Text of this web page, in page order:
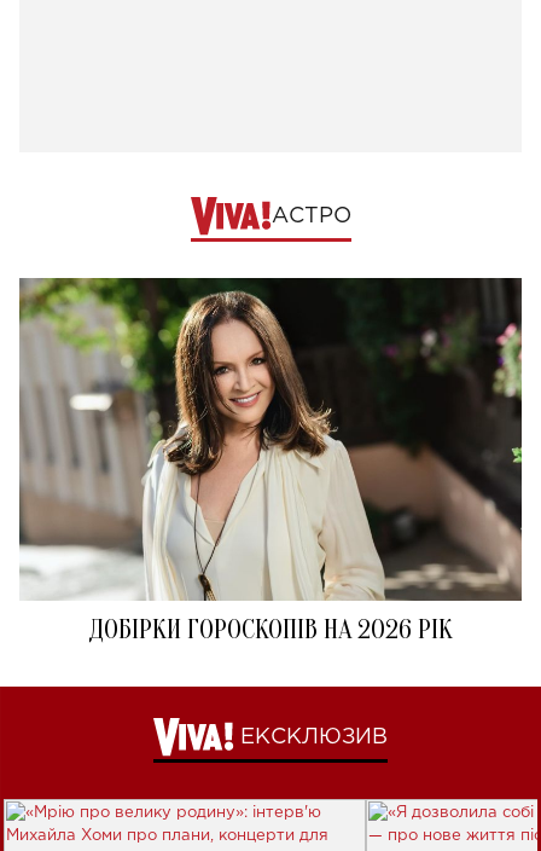
АСТРО
ДОБІРКИ ГОРОСКОПІВ НА 2026 РІК
ЕКСКЛЮЗИВ